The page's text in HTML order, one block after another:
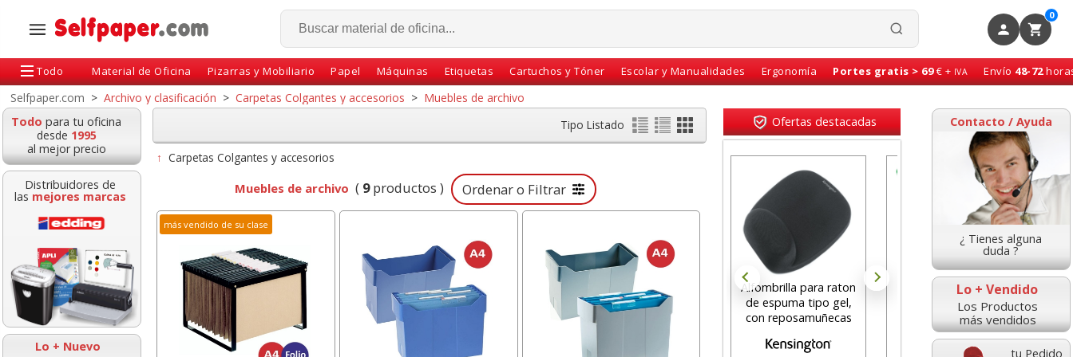
0
Todo Material de Oficina Pizarras y Mobiliario Papel Máquinas Etiquetas Cartuchos y Tóner Escolar y Manualidades Ergonomía Portes gratis > 69€ + IVA Envío 48-72
Selfpaper.com > Archivo y clasificación > Carpetas Colgantes y accesorios > Muebles de archivo
Todo para tu oficina
desde 1995
al mejor precio
Distribuidores de
las mejores marcas
Lo + Nuevo
Contacto / Ayuda
¿ Tienes alguna
duda ?
Lo + Vendido
Los Productos
más vendidos
tu Pedido
Tipo Listado
↑Carpetas Colgantes y accesorios
Muebles de archivo ( 9productos ) Ordenar o Filtrar
más vendido de su clase
Ofertas destacadas
Caja 48 lápices de
colores Faber-castell,
pinturas de madera
Cinta Scotch Magic
33x19 Pack ahorro 7+1
gratis
Rotulador Pizarra
blanca edding 661
borrable tipo veleda
magnetica borrable
14x36 cms imanes
Alfombrilla para raton
de espuma tipo gel,
con reposamuñecas
Caja 48 lápices de
colores Faber-castell,
pinturas de madera
Cinta Scotch Magic
33x19 Pack ahorro 7+1
gratis